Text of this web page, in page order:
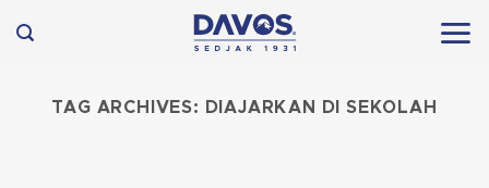
to
TAG ARCHIVES: DIAJARKAN DI SEKOLAH